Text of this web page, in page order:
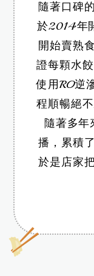
隨著口碑
於2014年
開始賣熟
證每顆水
使用RO逆
程順暢絕
隨著多年
播，累積
於是店家